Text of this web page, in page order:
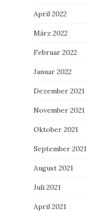
April 2022
März 2022
Februar 2022
Januar 2022
Dezember 2021
November 2021
Oktober 2021
September 2021
August 2021
Juli 2021
April 2021